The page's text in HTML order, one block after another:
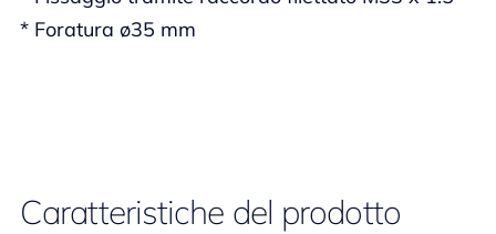
* Foratura ø35 mm
Caratteristiche del prodotto